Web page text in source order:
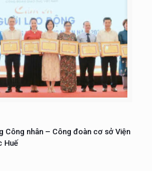
Công nhân – Công đoàn cơ sở Viện
Huế